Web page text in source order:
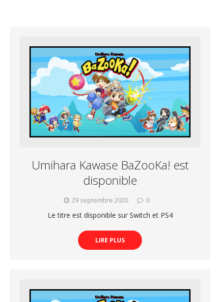
Umihara Kawase BaZooKa! est
disponible
29 septembre 2020 0
Le titre est disponible sur Switch et PS4
LIRE PLUS